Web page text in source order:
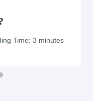
Time: 3 minutes